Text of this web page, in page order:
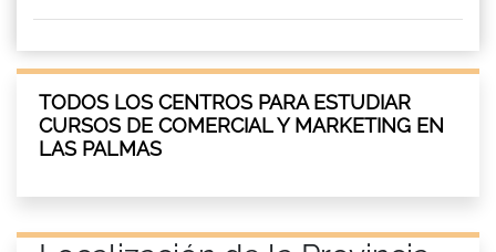
TODOS LOS CENTROS PARA ESTUDIAR
CURSOS DE COMERCIAL Y MARKETING EN
LAS PALMAS